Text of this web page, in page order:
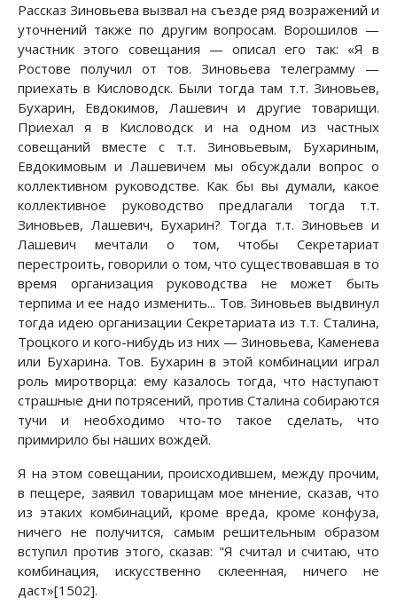
Рассказ Зиновьева вызвал на съезде ряд возражений и
уточнений также по другим вопросам. Ворошилов —
участник этого совещания — описал его так: «Я в
Ростове получил от тов. Зиновьева телеграмму —
приехать в Кисловодск. Были тогда там т.т. Зиновьев,
Бухарин, Евдокимов, Лашевич и другие товарищи.
Приехал я в Кисловодск и на одном из частных
совещаний вместе с т.т. Зиновьевым, Бухариным,
Евдокимовым и Лашевичем мы обсуждали вопрос о
коллективном руководстве. Как бы вы думали, какое
коллективное руководство предлагали тогда т.т.
Зиновьев, Лашевич, Бухарин? Тогда т.т. Зиновьев и
Лашевич мечтали о том, чтобы Секретариат
перестроить, говорили о том, что существовавшая в то
время организация руководства не может быть
терпима и ее надо изменить... Тов. Зиновьев выдвинул
тогда идею организации Секретариата из т.т. Сталина,
Троцкого и кого-нибудь из них — Зиновьева, Каменева
или Бухарина. Тов. Бухарин в этой комбинации играл
роль миротворца: ему казалось тогда, что наступают
страшные дни потрясений, против Сталина собираются
тучи и необходимо что-то такое сделать, что
примирило бы наших вождей.
Я на этом совещании, происходившем, между прочим,
в пещере, заявил товарищам мое мнение, сказав, что
из этаких комбинаций, кроме вреда, кроме конфуза,
ничего не получится, самым решительным образом
вступил против этого, сказав: "Я считал и считаю, что
комбинация, искусственно склеенная, ничего не
даст»[1502].